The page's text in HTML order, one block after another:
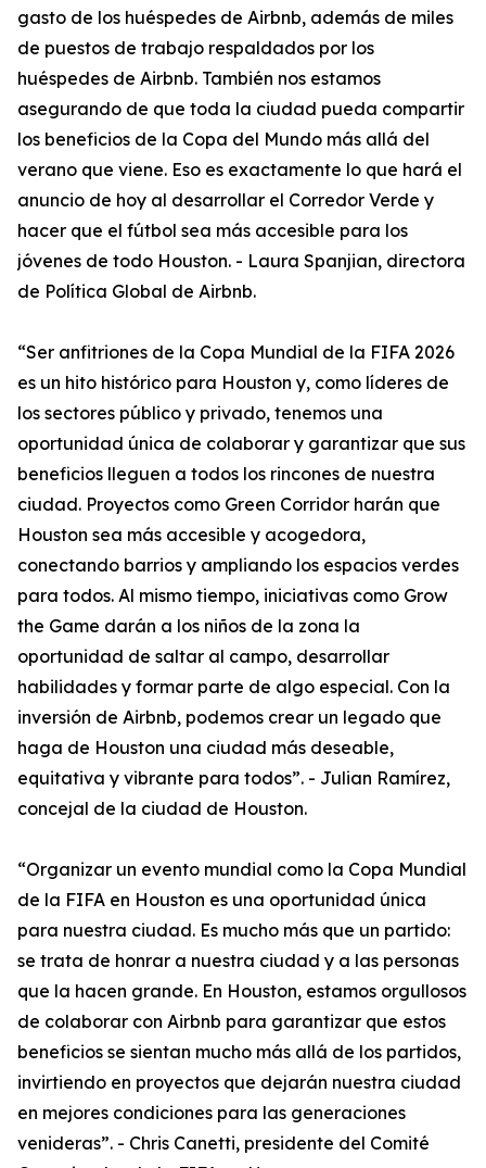
gasto de los huéspedes de Airbnb, además de miles
de puestos de trabajo respaldados por los
huéspedes de Airbnb. También nos estamos
asegurando de que toda la ciudad pueda compartir
los beneficios de la Copa del Mundo más allá del
verano que viene. Eso es exactamente lo que hará el
anuncio de hoy al desarrollar el Corredor Verde y
hacer que el fútbol sea más accesible para los
jóvenes de todo Houston. - Laura Spanjian, directora
de Política Global de Airbnb.
“Ser anfitriones de la Copa Mundial de la FIFA 2026
es un hito histórico para Houston y, como líderes de
los sectores público y privado, tenemos una
oportunidad única de colaborar y garantizar que sus
beneficios lleguen a todos los rincones de nuestra
ciudad. Proyectos como Green Corridor harán que
Houston sea más accesible y acogedora,
conectando barrios y ampliando los espacios verdes
para todos. Al mismo tiempo, iniciativas como Grow
the Game darán a los niños de la zona la
oportunidad de saltar al campo, desarrollar
habilidades y formar parte de algo especial. Con la
inversión de Airbnb, podemos crear un legado que
haga de Houston una ciudad más deseable,
equitativa y vibrante para todos”. - Julian Ramírez,
concejal de la ciudad de Houston.
“Organizar un evento mundial como la Copa Mundial
de la FIFA en Houston es una oportunidad única
para nuestra ciudad. Es mucho más que un partido:
se trata de honrar a nuestra ciudad y a las personas
que la hacen grande. En Houston, estamos orgullosos
de colaborar con Airbnb para garantizar que estos
beneficios se sientan mucho más allá de los partidos,
invirtiendo en proyectos que dejarán nuestra ciudad
en mejores condiciones para las generaciones
venideras”. - Chris Canetti, presidente del Comité